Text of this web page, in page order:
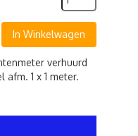
In Winkelwagen
verhuurd
1 x 1 meter.